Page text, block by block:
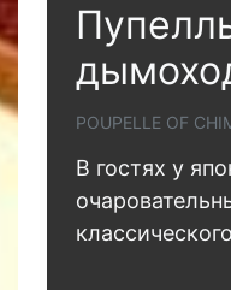
POUPELLE OF
В гостях у